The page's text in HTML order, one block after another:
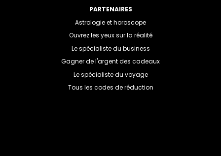
PARTENAIRES
Astrologie et horoscope
Ouvrez les yeux sur la réalité
Le spécialiste du business
Gagner de l'argent des cadeaux
Le spécialiste du voyage
Tous les codes de réduction